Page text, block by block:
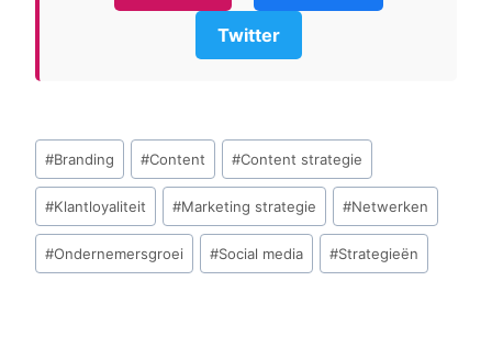
Twitter
Bericht
tags:
#Branding #Content #Content strategie
#Klantloyaliteit #Marketing strategie #Netwerken
#Ondernemersgroei #Social media #Strategieën